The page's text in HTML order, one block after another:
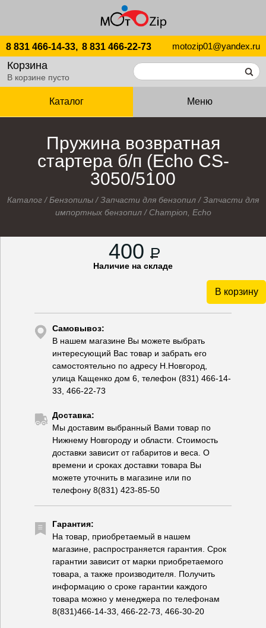
8 831 466-14-33, 8 831 466-22-73 motozip01@yandex.ru
Корзина
В корзине пусто
Каталог Меню
Пружина возвратная
стартера б/п (Echo CS-
3050/5100
Каталог /Бензопилы /Запчасти для бензопил /Запчасти для
импортных бензопил/ Champion, Echo
400 P
Наличие на складе
В корзину
Самовывоз:
В нашем магазине Вы можете выбрать
интересующий Вас товар и забрать его
самостоятельно по адресу Н.Новгород,
улица Кащенко дом 6, телефон (831) 466-14-
33, 466-22-73
Доставка:
Мы доставим выбранный Вами товар по
Нижнему Новгороду и области. Стоимость
доставки зависит от габаритов и веса. О
времени и сроках доставки товара Вы
можете уточнить в магазине или по
телефону 8(831) 423-85-50
Гарантия:
На товар, приобретаемый в нашем
магазине, распространяется гарантия. Срок
гарантии зависит от марки приобретаемого
товара, а также производителя. Получить
информацию о сроке гарантии каждого
товара можно у менеджера по телефонам
8(831)466-14-33, 466-22-73, 466-30-20